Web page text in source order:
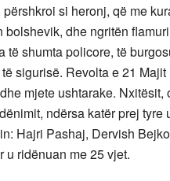
si heronj, që me
dhe ngritën
të shumta policore, të
sigurisë. Revolta e 21
mjete ushtarake.
ndërsa katër prej
Hajri Pashaj, Dervish
u ridënuan me 25 vjet.